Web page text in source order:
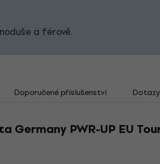
a férově.
Doporučené příslušenství
Germany PWR-UP EU